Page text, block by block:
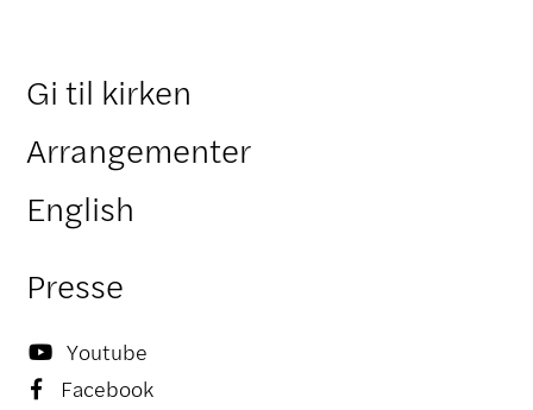
Gi til kirken
Arrangementer
English
Presse
 Youtube
 Facebook